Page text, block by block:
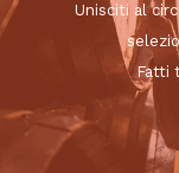
Unisciti al
Fatti